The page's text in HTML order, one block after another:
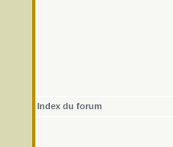
Index du forum